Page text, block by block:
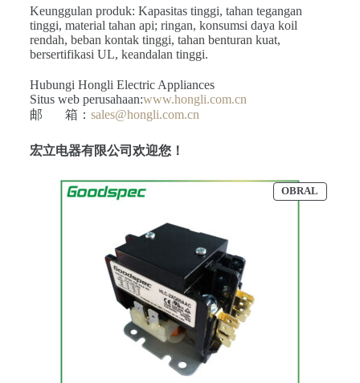
Keunggulan produk: Kapasitas tinggi, tahan tegangan
tinggi, material tahan api; ringan, konsumsi daya koil
rendah, beban kontak tinggi, tahan benturan kuat,
bersertifikasi UL, keandalan tinggi.
Hubungi Hongli Electric Appliances
Situs web perusahaan:www.hongli.com.cn
邮 箱： sales@hongli.com.cn
宏立电器有限公司欢迎您！
OBRAL